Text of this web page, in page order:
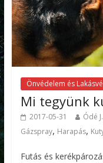
Önvédelem és
Mi tegyünk
2017-05-31 Ódé
Gázspray, Harapás,
Futás és